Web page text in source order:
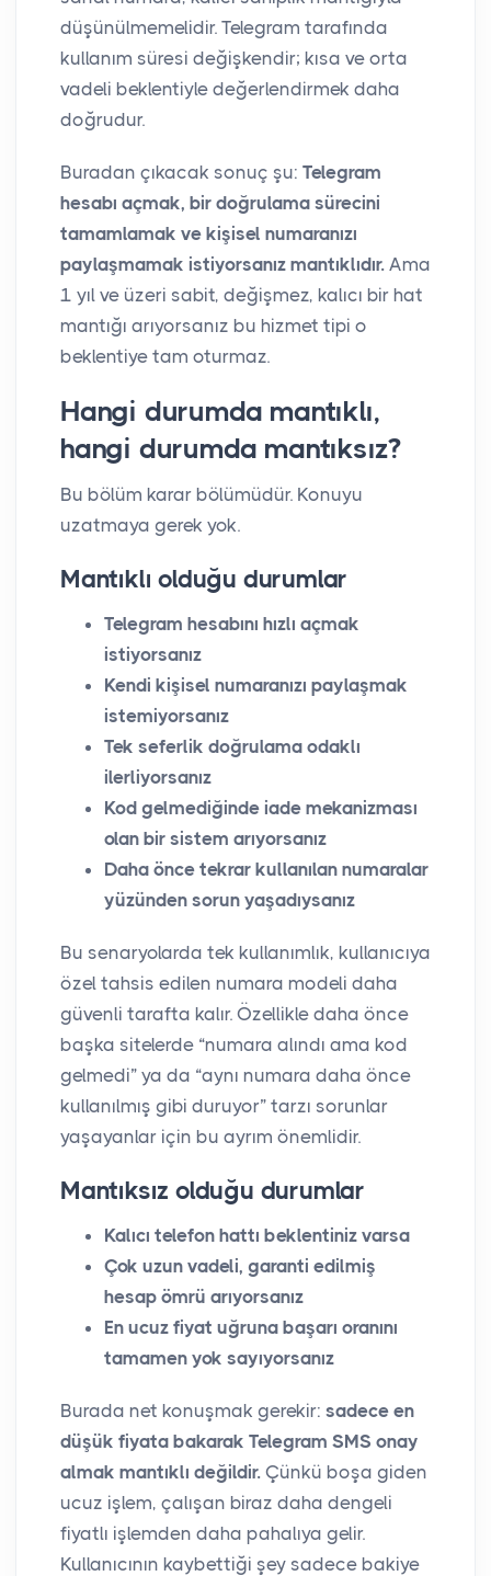
düşünülmemelidir. Telegram tarafında
kullanım süresi değişkendir; kısa ve orta
vadeli beklentiyle değerlendirmek daha
doğrudur.
Buradan çıkacak sonuç şu: Telegram
hesabı açmak, bir doğrulama sürecini
tamamlamak ve kişisel numaranızı
paylaşmamak istiyorsanız mantıklıdır. Ama
1 yıl ve üzeri sabit, değişmez, kalıcı bir hat
mantığı arıyorsanız bu hizmet tipi o
beklentiye tam oturmaz.
Hangi durumda mantıklı,
hangi durumda mantıksız?
Bu bölüm karar bölümüdür. Konuyu
uzatmaya gerek yok.
Mantıklı olduğu durumlar
Telegram hesabını hızlı açmak
istiyorsanız
Kendi kişisel numaranızı paylaşmak
istemiyorsanız
Tek seferlik doğrulama odaklı
ilerliyorsanız
Kod gelmediğinde iade mekanizması
olan bir sistem arıyorsanız
Daha önce tekrar kullanılan numaralar
yüzünden sorun yaşadıysanız
Bu senaryolarda tek kullanımlık, kullanıcıya
özel tahsis edilen numara modeli daha
güvenli tarafta kalır. Özellikle daha önce
başka sitelerde “numara alındı ama kod
gelmedi” ya da “aynı numara daha önce
kullanılmış gibi duruyor” tarzı sorunlar
yaşayanlar için bu ayrım önemlidir.
Mantıksız olduğu durumlar
Kalıcı telefon hattı beklentiniz varsa
Çok uzun vadeli, garanti edilmiş
hesap ömrü arıyorsanız
En ucuz fiyat uğruna başarı oranını
tamamen yok sayıyorsanız
Burada net konuşmak gerekir: sadece en
düşük fiyata bakarak Telegram SMS onay
almak mantıklı değildir. Çünkü boşa giden
ucuz işlem, çalışan biraz daha dengeli
fiyatlı işlemden daha pahalıya gelir.
Kullanıcının kaybettiği şey sadece bakiye